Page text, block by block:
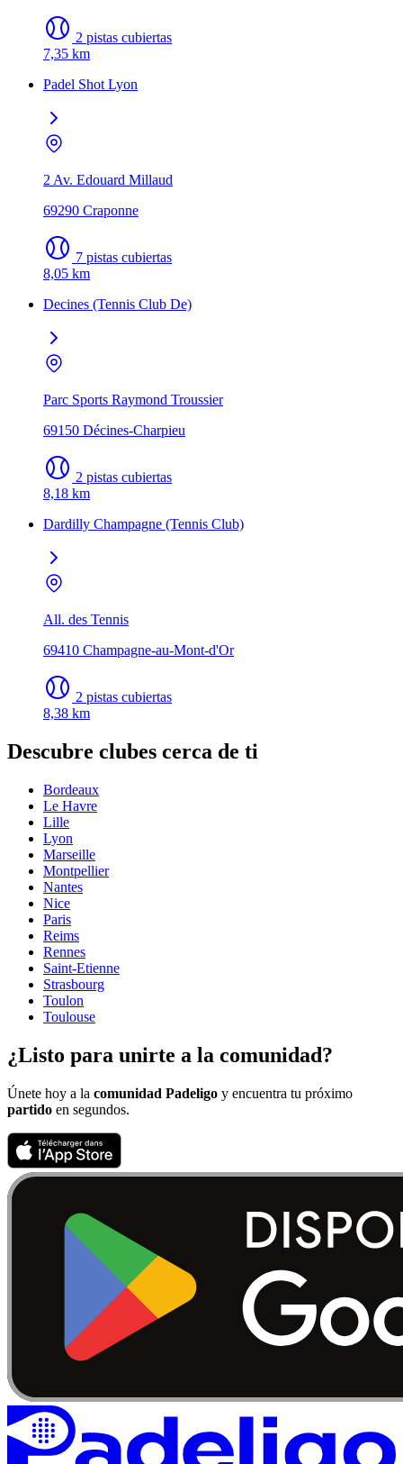
2 pistas cubiertas
7,35 km
Padel Shot Lyon
2 Av. Edouard Millaud
69290 Craponne
7 pistas cubiertas
8,05 km
Decines (Tennis Club De)
Parc Sports Raymond Troussier
69150 Décines-Charpieu
2 pistas cubiertas
8,18 km
Dardilly Champagne (Tennis Club)
All. des Tennis
69410 Champagne-au-Mont-d'Or
2 pistas cubiertas
8,38 km
Descubre clubes cerca de ti
Bordeaux
Le Havre
Lille
Lyon
Marseille
Montpellier
Nantes
Nice
Paris
Reims
Rennes
Saint-Etienne
Strasbourg
Toulon
Toulouse
¿Listo para unirte a la comunidad?
Únete hoy a la comunidad Padeligo y encuentra tu próximo
partido en segundos.